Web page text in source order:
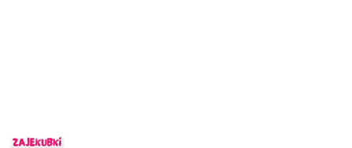
ZAJEKUBKI